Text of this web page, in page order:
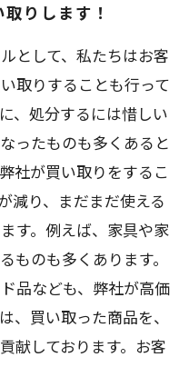
りします！
として、私たちはお客
取りすることも行って
、処分するには惜しい
ったものも多くあると
社が買い取りをするこ
減り、まだまだ使える
す。例えば、家具や家
ものも多くあります。
品なども、弊社が高価
、買い取った商品を、
献しております。お客